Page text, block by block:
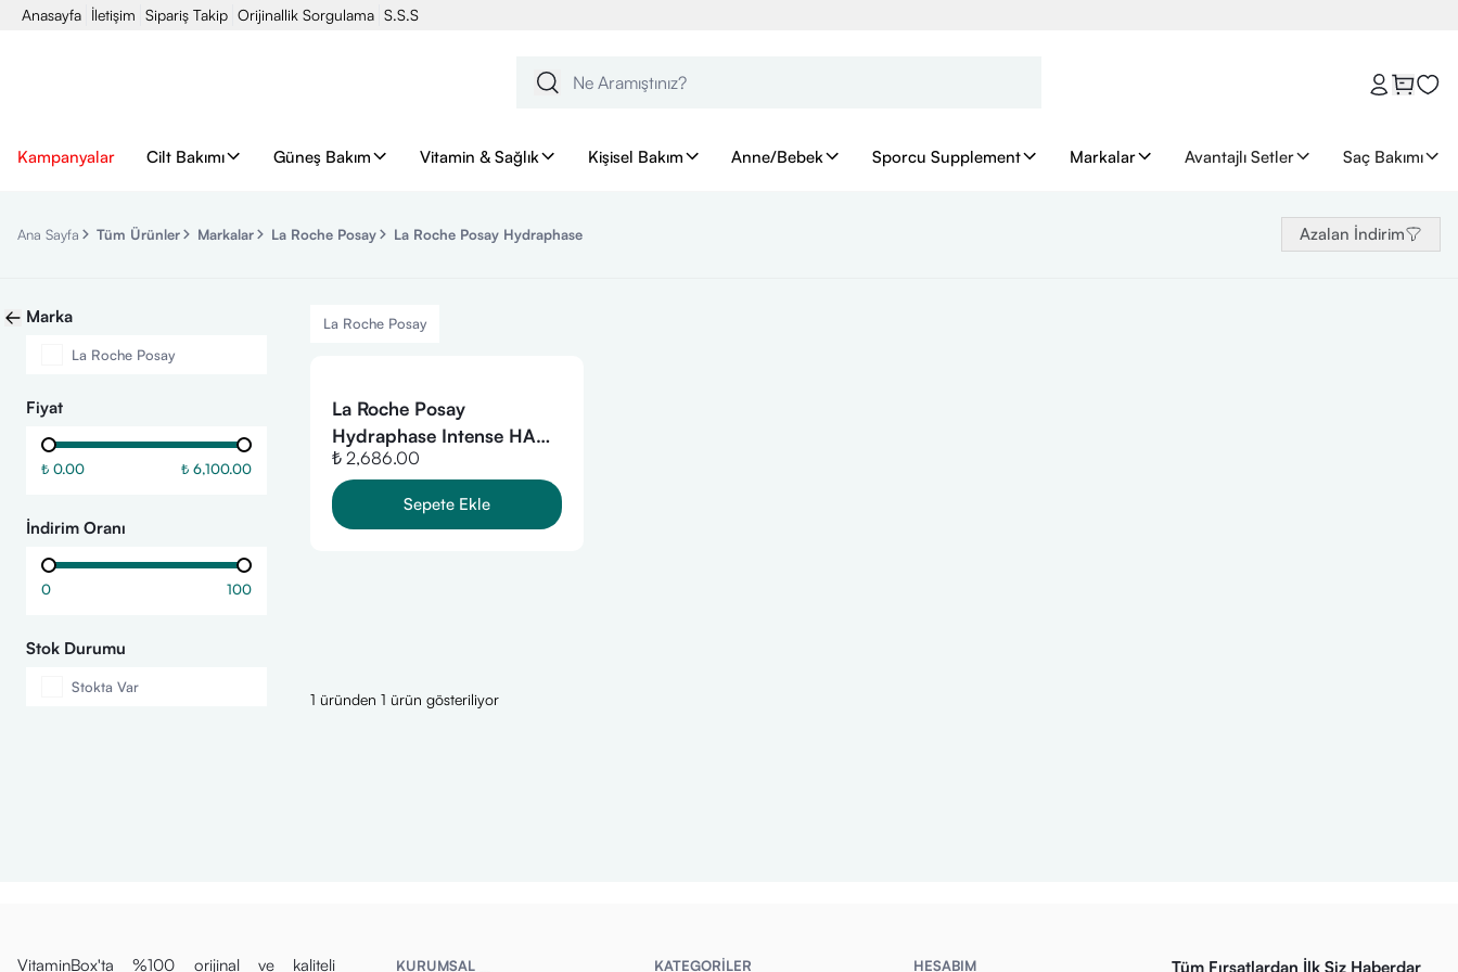
Anasayfa İletişim Sipariş Takip Orijinallik Sorgulama S.S.S
Kampanyalar Cilt Bakımı Güneş Bakım Vitamin & Sağlık Kişisel Bakım Anne/Bebek Sporcu Supplement Markalar Avantajlı Setler Saç Bakımı
Ana Sayfa Tüm Ürünler Markalar La Roche Posay La Roche Posay Hydraphase Azalan İndirim
Marka
La Roche Posay
Fiyat
₺ 0.00 ₺ 6,100.00
İndirim Oranı
0 100
Stok Durumu
Stokta Var
La Roche Posay
La Roche Posay
Hydraphase Intense HA
Rich 50 ml
₺ 2,686.00
Sepete Ekle
1 üründen 1 ürün gösteriliyor
VitaminBox'ta %100 orijinal ve kaliteli KURUMSAL KATEGORİLER HESABIM Tüm Fırsatlardan İlk Siz Haberdar